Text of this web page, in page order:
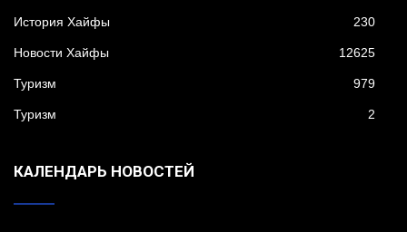
История Хайфы 230
Новости Хайфы 12625
Туризм 979
Туризм 2
КАЛЕНДАРЬ НОВОСТЕЙ